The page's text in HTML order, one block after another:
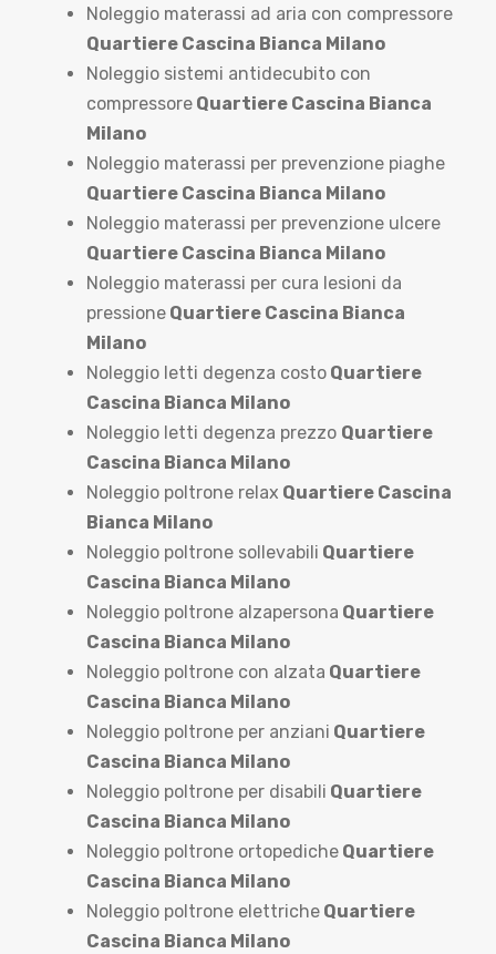
Noleggio materassi ad aria con compressore
Quartiere Cascina Bianca Milano
Noleggio sistemi antidecubito con
compressore Quartiere Cascina Bianca
Milano
Noleggio materassi per prevenzione piaghe
Quartiere Cascina Bianca Milano
Noleggio materassi per prevenzione ulcere
Quartiere Cascina Bianca Milano
Noleggio materassi per cura lesioni da
pressione Quartiere Cascina Bianca
Milano
Noleggio letti degenza costo Quartiere
Cascina Bianca Milano
Noleggio letti degenza prezzo Quartiere
Cascina Bianca Milano
Noleggio poltrone relax Quartiere Cascina
Bianca Milano
Noleggio poltrone sollevabili Quartiere
Cascina Bianca Milano
Noleggio poltrone alzapersona Quartiere
Cascina Bianca Milano
Noleggio poltrone con alzata Quartiere
Cascina Bianca Milano
Noleggio poltrone per anziani Quartiere
Cascina Bianca Milano
Noleggio poltrone per disabili Quartiere
Cascina Bianca Milano
Noleggio poltrone ortopediche Quartiere
Cascina Bianca Milano
Noleggio poltrone elettriche Quartiere
Cascina Bianca Milano